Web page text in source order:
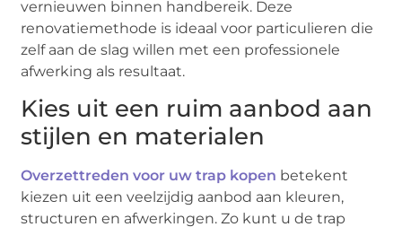
vernieuwen binnen handbereik. Deze
renovatiemethode is ideaal voor particulieren die
zelf aan de slag willen met een professionele
afwerking als resultaat.
Kies uit een ruim aanbod aan
stijlen en materialen
Overzettreden voor uw trap kopen betekent
kiezen uit een veelzijdig aanbod aan kleuren,
structuren en afwerkingen. Zo kunt u de trap